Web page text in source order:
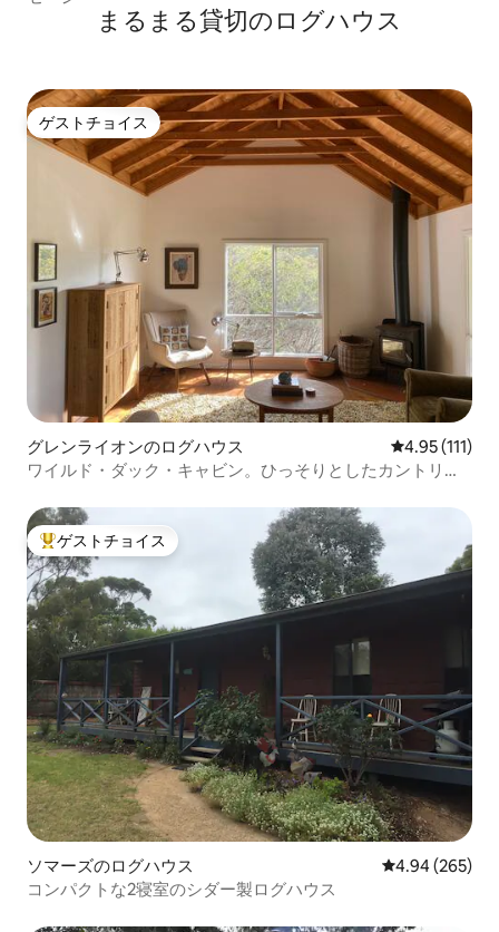
まるまる貸切のログハウス
ゲストチョイス
ゲストチョイス
グレンライオンのログハウス レビュー111
4.95 (111)
ワイルド・ダック・キャビン。ひっそりとしたカントリー
大好評のゲストチョイスです。
ゲストチョイス
ソマーズのログハウス レビュー265
4.94 (265)
コンパクトな2寝室のシダー製ログハウス